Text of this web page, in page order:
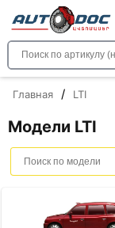
Главная / LTI
Модели LTI